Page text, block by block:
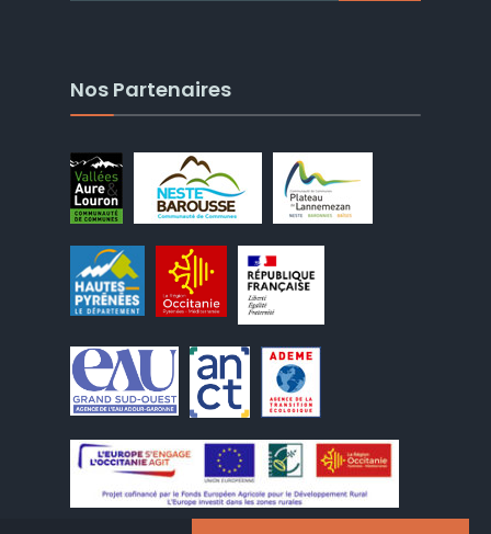
Nos Partenaires